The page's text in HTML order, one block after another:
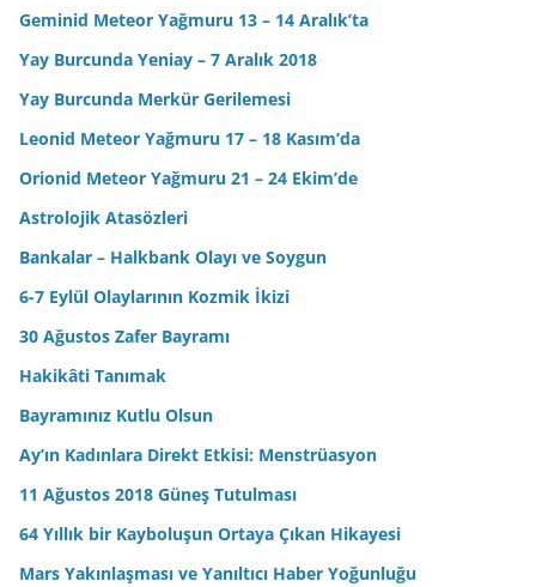
Geminid Meteor Yağmuru 13 – 14 Aralık’ta
Yay Burcunda Yeniay – 7 Aralık 2018
Yay Burcunda Merkür Gerilemesi
Leonid Meteor Yağmuru 17 – 18 Kasım’da
Orionid Meteor Yağmuru 21 – 24 Ekim’de
Astrolojik Atasözleri
Bankalar – Halkbank Olayı ve Soygun
6-7 Eylül Olaylarının Kozmik İkizi
30 Ağustos Zafer Bayramı
Hakikâti Tanımak
Bayramınız Kutlu Olsun
Ay’ın Kadınlara Direkt Etkisi: Menstrüasyon
11 Ağustos 2018 Güneş Tutulması
64 Yıllık bir Kayboluşun Ortaya Çıkan Hikayesi
Mars Yakınlaşması ve Yanıltıcı Haber Yoğunluğu